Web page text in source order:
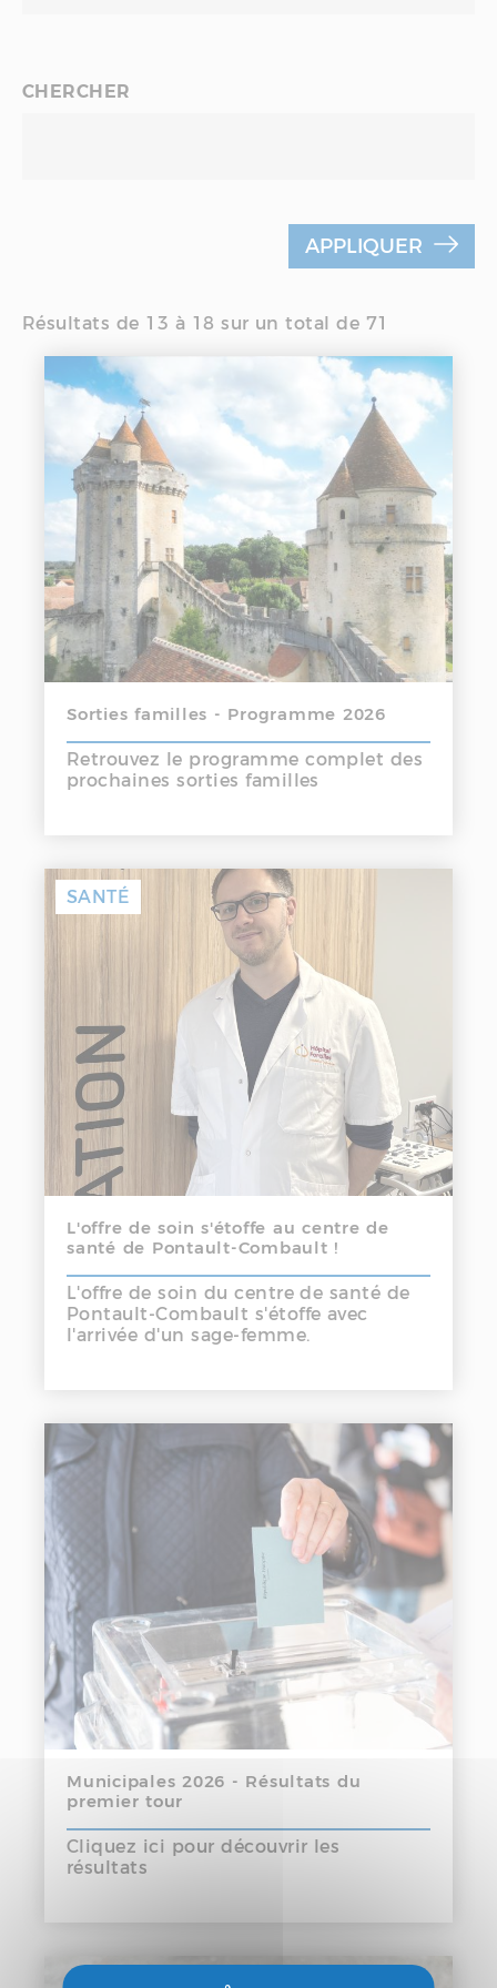
CHERCHER
APPLIQUER
Résultats de 13 à 18 sur un total de 71
Sorties familles - Programme 2026
Retrouvez le programme complet des
prochaines sorties familles
SANTÉ
L'offre de soin s'étoffe au centre de
santé de Pontault-Combault !
L'offre de soin du centre de santé de
Pontault-Combault s'étoffe avec
l'arrivée d'un sage-femme.
Municipales 2026 - Résultats du
premier tour
Cliquez ici pour découvrir les
résultats